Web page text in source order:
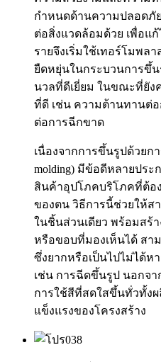
กำหนดด้านความปลอดภั
ต่อสิ่งแวดล้อมด้วย เพื่อแ
รายจึงเริ่มใช้เทอร์โมพล
ยืดหยุ่นในกระบวนการขึ้
นวลที่ดีเยี่ยม ในขณะที่ยั
ที่ดี เช่น ความต้านทานต่อ
ต่อการฉีกขาด
เนื่องจากการขึ้นรูปด้วยก
molding) มีข้อดีหลายประ
สินค้าอุปโภคบริโภคที่ต้อ
ของตน วิธีการนี้ช่วยให้ส
ในชิ้นส่วนเดียว พร้อมสร้
หรือขอบที่มองเห็นได้ สา
ซึ่งยากหรือเป็นไปไม่ได้ห
เช่น การฉีดขึ้นรูป นอกจา
การใช้สีที่สดใสขึ้นทั่วทั้ง
แข็งแรงของโครงสร้าง